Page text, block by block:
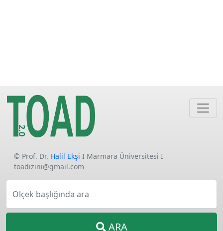
© Prof. Dr. Halil Ekşi I Marmara Üniversitesi I
toadizini@gmail.com
Ölçek başlığında ara
ARA